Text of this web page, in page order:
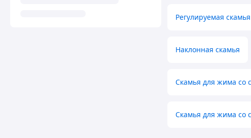
Регулируемая
Наклонная скамья
Скамья для жима со
Скамья для жима со